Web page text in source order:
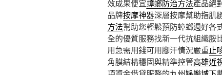
效成果便宜蟑螂防治方法產品絕
品牌按摩神器深層按摩幫助指肌
方法幫助您輕鬆預防蟑螂週好各
全的優質服務找新一代抗組織胺
用急需用錢可用腳汗情況嚴重止
角膜結構穩固與精準控管高雄近